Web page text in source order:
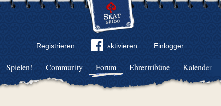
Registrieren aktivieren Einloggen
Community Forum Ehrentribüne Kalender
Spielen!